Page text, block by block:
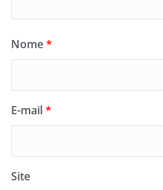
Nome*
E-mail*
Site